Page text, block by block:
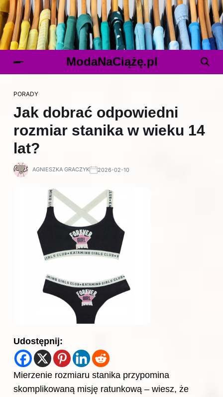
ModaNaCiążę.pl
PORADY
Jak dobrać odpowiedni
rozmiar stanika w wieku 14
lat?
AGNIESZKA GRACZYK 2026-02-10
Udostępnij:
Mierzenie rozmiaru stanika przypomina
skomplikowaną misję ratunkową – wiesz, że